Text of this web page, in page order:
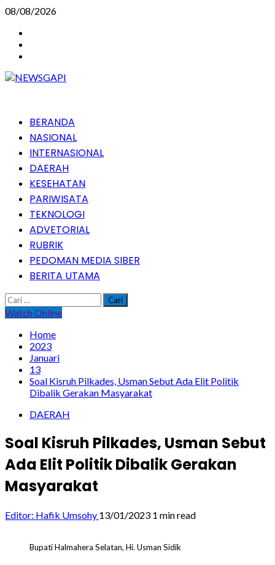
Skip
content
08/08/2026
PrimaryBERANDA
NASIONAL
INTERNASIONAL
DAERAH
KESEHATAN
PARIWISATA
TEKNOLOGI
ADVETORIAL
RUBRIK
PEDOMAN MEDIA SIBER
BERITA UTAMA
Cari
untuk:
Watch Online
Home
2023
Januari
13
Soal Kisruh Pilkades, Usman Sebut Ada Elit Politik
Dibalik Gerakan Masyarakat
DAERAH
Soal Kisruh Pilkades, Usman Sebut
Ada Elit Politik Dibalik Gerakan
Masyarakat
Editor: Hafik Umsohy 13/01/2023 1 min read
Bupati Halmahera Selatan, Hi. Usman Sidik